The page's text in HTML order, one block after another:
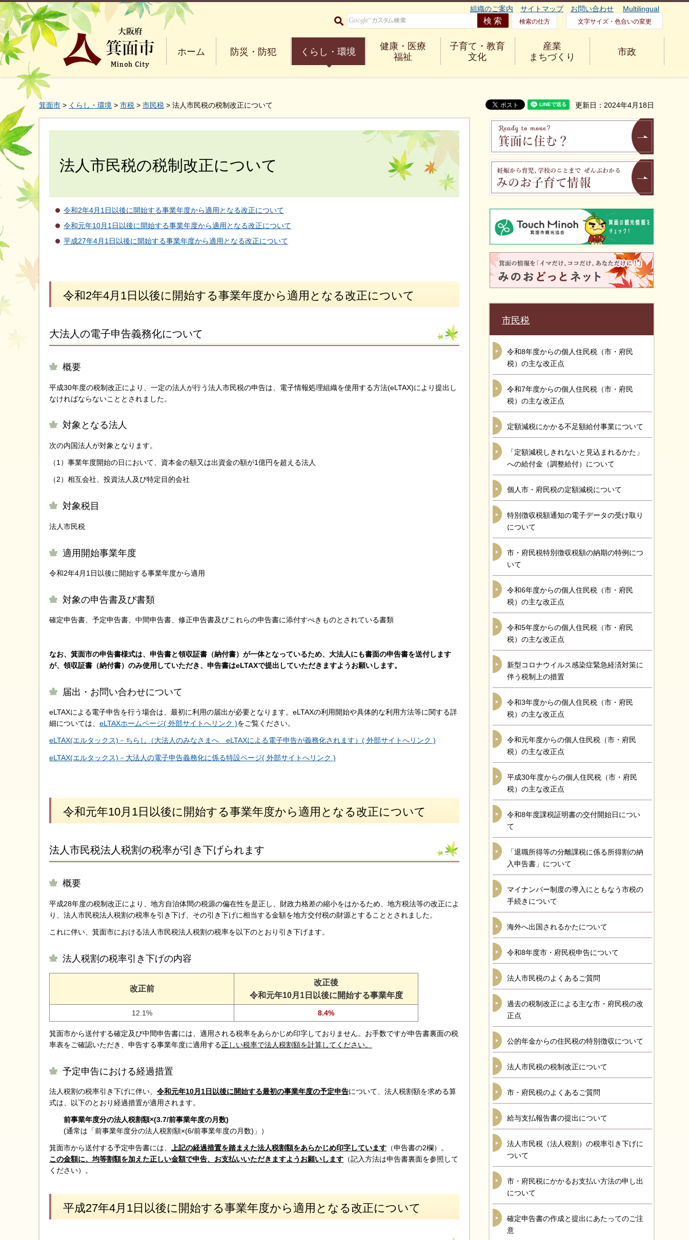
大阪府箕面市 Minoh City
組織のご案内 サイトマップ お問い合わせ Multilingual
検索の仕方 文字サイズ・色合いの変更
ホーム 防災・防犯 くらし・環境
健康・医療
福祉
子育て・教育
文化
産業
まちづくり
市政
箕面市 > くらし・環境 > 市税 > 市民税 > 法人市民税の税制改正について 更新日：2024年4月18日
法人市民税の税制改正について
令和2年4月1日以後に開始する事業年度から適用となる改正について
令和元年10月1日以後に開始する事業年度から適用となる改正について
平成27年4月1日以後に開始する事業年度から適用となる改正について
令和2年4月1日以後に開始する事業年度から適用となる改正について
大法人の電子申告義務化について
概要
平成30年度の税制改正により、一定の法人が行う法人市民税の申告は、電子情報処理組織を使用する方法(eLTAX)により提出し
なければならないこととされました。
対象となる法人
次の内国法人が対象となります。
（1）事業年度開始の日において、資本金の額又は出資金の額が1億円を超える法人
（2）相互会社、投資法人及び特定目的会社
対象税目
法人市民税
適用開始事業年度
令和2年4月1日以後に開始する事業年度から適用
対象の申告書及び書類
確定申告書、予定申告書、中間申告書、修正申告書及びこれらの申告書に添付すべきものとされている書類
なお、箕面市の申告書様式は、申告書と領収証書（納付書）が一体となっているため、大法人にも書面の申告書を送付します
が、領収証書（納付書）のみ使用していただき、申告書はeLTAXで提出していただきますようお願いします。
届出・お問い合わせについて
eLTAXによる電子申告を行う場合は、最初に利用の届出が必要となります。eLTAXの利用開始や具体的な利用方法等に関する詳
細については、 eLTAXホームページ( 外部サイトへリンク )をご覧ください。
eLTAX(エルタックス)－ちらし（大法人のみなさまへ eLTAXによる電子申告が義務化されます）( 外部サイトへリンク )
eLTAX(エルタックス)－大法人の電子申告義務化に係る特設ページ( 外部サイトへリンク )
令和元年10月1日以後に開始する事業年度から適用となる改正について
法人市民税法人税割の税率が引き下げられます
概要
平成28年度の税制改正により、地方自治体間の税源の偏在性を是正し、財政力格差の縮小をはかるため、地方税法等の改正によ
り、法人市民税法人税割の税率を引き下げ、その引き下げに相当する金額を地方交付税の財源とすることとされました。
これに伴い、箕面市における法人市民税法人税割の税率を以下のとおり引き下げます。
法人税割の税率引き下げの内容
改正前
改正後
令和元年10月1日以後に開始する事業年度
12.1% 8.4%
箕面市から送付する確定及び中間申告書には、適用される税率をあらかじめ印字しておりません。お手数ですが申告書裏面の税
率表をご確認いただき、申告する事業年度に適用する正しい税率で法人税割額を計算してください。
予定申告における経過措置
法人税割の税率引き下げに伴い、 令和元年10月1日以後に開始する最初の事業年度の予定申告について、法人税割額を求める算
式は、以下のとおり経過措置が適用されます。
前事業年度分の法人税割額×(3.7/前事業年度の月数)
(通常は「前事業年度分の法人税割額×(6/前事業年度の月数)」）
箕面市から送付する予定申告書には、 上記の経過措置を踏まえた法人税割額をあらかじめ印字しています （申告書の2欄）。
この金額に、均等割額を加えた正しい金額で申告、お支払いいただきますようお願いします （記入方法は申告書裏面を参照して
ください）。
平成27年4月1日以後に開始する事業年度から適用となる改正について
市民税
令和8年度からの個人住民税（市・府民
税）の主な改正点
令和7年度からの個人住民税（市・府民
税）の主な改正点
定額減税にかかる不足額給付事業について
「定額減税しきれないと見込まれるかた」
への給付金（調整給付）について
個人市・府民税の定額減税について
特別徴収税額通知の電子データの受け取り
について
市・府民税特別徴収税額の納期の特例につ
いて
令和6年度からの個人住民税（市・府民
税）の主な改正点
令和5年度からの個人住民税（市・府民
税）の主な改正点
新型コロナウイルス感染症緊急経済対策に
伴う税制上の措置
令和3年度からの個人住民税（市・府民
税）の主な改正点
令和元年度からの個人住民税（市・府民
税）の主な改正点
平成30年度からの個人住民税（市・府民
税）の主な改正点
令和8年度課税証明書の交付開始日につい
て
「退職所得等の分離課税に係る所得割の納
入申告書」について
マイナンバー制度の導入にともなう市税の
手続きについて
海外へ出国されるかたについて
令和8年度市・府民税申告について
法人市民税のよくあるご質問
過去の税制改正による主な市・府民税の改
正点
公的年金からの住民税の特別徴収について
法人市民税の税制改正について
市・府民税のよくあるご質問
給与支払報告書の提出について
法人市民税（法人税割）の税率引き下げに
ついて
市・府民税にかかるお支払い方法の申し出
について
確定申告書の作成と提出にあたってのご注
意